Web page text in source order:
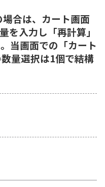
合は、カート画面
を入力し「再計算」
当画面での「カート
量選択は1個で結構